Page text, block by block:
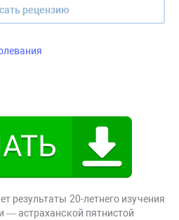
рецензию
результаты 20-летнего изучения
— астраханской пятнистой